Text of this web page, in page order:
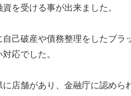
資を受ける事が出来ました。
自己破産や債務整理をしたブ
応でした。
に店舗があり、金融庁に認めら